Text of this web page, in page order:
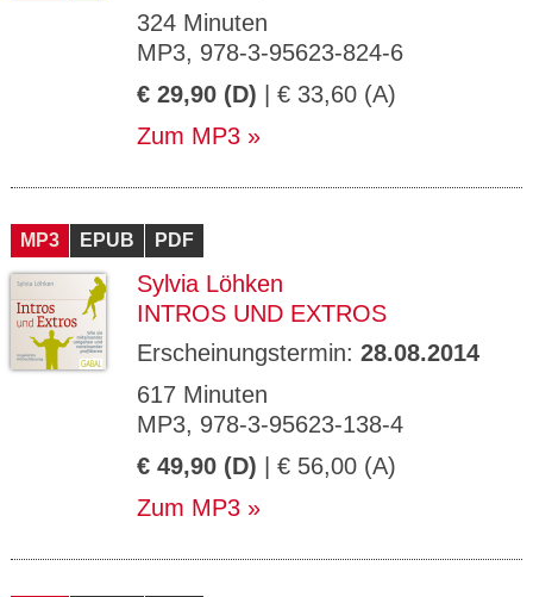
324 Minuten
MP3, 978-3-95623-824-6
€ 29,90 (D) | € 33,60 (A)
Zum MP3
MP3 EPUB PDF
Sylvia Löhken
INTROS UND EXTROS
Erscheinungstermin: 28.08.2014
617 Minuten
MP3, 978-3-95623-138-4
€ 49,90 (D) | € 56,00 (A)
Zum MP3